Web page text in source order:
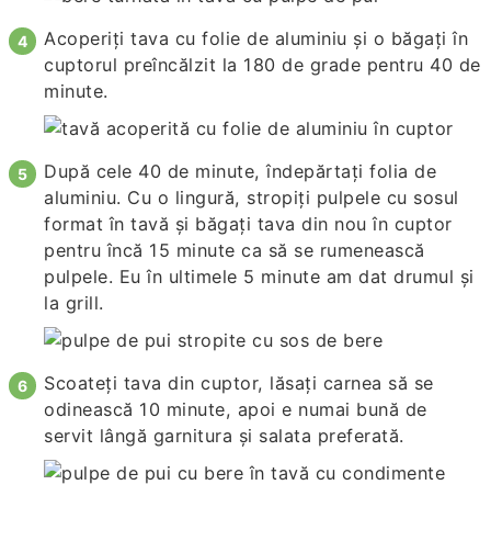
Acoperiți tava cu folie de aluminiu și o băgați în
cuptorul preîncălzit la 180 de grade pentru 40 de
minute.
După cele 40 de minute, îndepărtați folia de
aluminiu. Cu o lingură, stropiți pulpele cu sosul
format în tavă și băgați tava din nou în cuptor
pentru încă 15 minute ca să se rumenească
pulpele. Eu în ultimele 5 minute am dat drumul și
la grill.
Scoateți tava din cuptor, lăsați carnea să se
odinească 10 minute, apoi e numai bună de
servit lângă garnitura și salata preferată.